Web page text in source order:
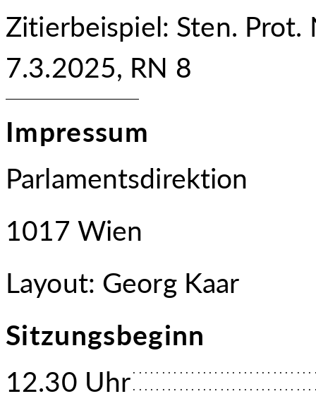
Zitierbeispiel: Sten. Prot.
7.3.2025, RN 8
Impressum
Parlamentsdirektion
1017 Wien
Layout: Georg Kaar
Sitzungsbeginn
12.30 Uhr